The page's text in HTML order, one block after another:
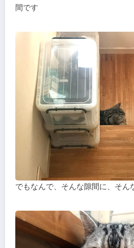
間です
でもなんで、そんな隙間に、そん